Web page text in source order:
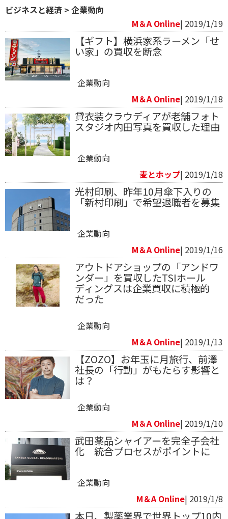
ビジネスと経済 > 企業動向
M＆A Online| 2019/1/19
【ギフト】横浜家系ラーメン「せ
い家」の買収を断念
企業動向
M＆A Online| 2019/1/18
貸衣装クラウディアが老舗フォト
スタジオ内田写真を買収した理由
企業動向
麦とホップ| 2019/1/18
光村印刷、昨年10月傘下入りの
「新村印刷」で希望退職者を募集
企業動向
M＆A Online| 2019/1/16
アウトドアショップの「アンドワ
ンダー」を買収したTSIホール
ディングスは企業買収に積極的
だった
企業動向
M＆A Online| 2019/1/13
【ZOZO】お年玉に月旅行、前澤
社長の「行動」がもたらす影響と
は？
企業動向
M＆A Online| 2019/1/10
武田薬品シャイアーを完全子会社
化 統合プロセスがポイントに
企業動向
M＆A Online| 2019/1/8
本日、製薬業界で世界トップ10内